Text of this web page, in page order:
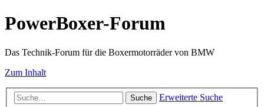
PowerBoxer-Forum
Das Technik-Forum für die Boxermotorräder von BMW
Zum Inhalt
Suche Erweiterte Suche